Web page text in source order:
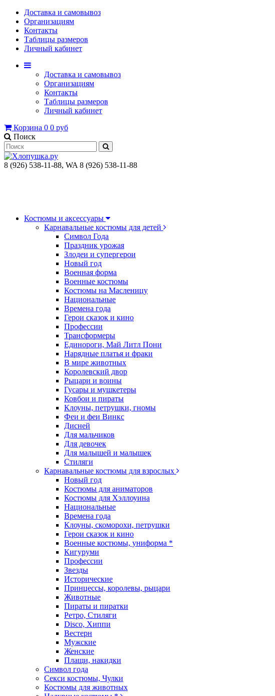
Доставка и самовывоз
Организациям
Контакты
Таблицы размеров
Личный кабинет
Доставка и самовывоз
Организациям
Контакты
Таблицы размеров
Личный кабинет
Корзина 0 0 руб
Поиск
8 (926) 538-11-88, WA 8 (926) 538-11-88
Костюмы и аксессуары
Карнавальные костюмы для детей
Символ Года
Праздник урожая
Злодеи и супергерои
Новый год
Военная форма
Военные костюмы
Костюмы на Масленицу
Национальные
Времена года
Герои сказок и кино
Профессии
Трансформеры
Единороги, Май Литл Пони
Нарядные платья и фраки
В мире животных
Королевский двор
Рыцари и воины
Гусары и мушкетеры
Ковбои и пираты
Клоуны, петрушки, гномы
Феи и феи Винкс
Дисней
Для мальчиков
Для девочек
Для малышей и малышек
Стиляги
Карнавальные костюмы для взрослых
Новый год
Костюмы для аниматоров
Костюмы для Хэллоуина
Национальные
Времена года
Клоуны, скоморохи, петрушки
Герои сказок и кино
Военные костюмы, униформа *
Кигуруми
Профессии
Звезды
Исторические
Принцессы, королевы, рыцари
Животные
Пираты и пиратки
Ретро, Стиляги
Disco, Хиппи
Вестерн
Мужские
Женские
Плащи, накидки
Символ года
Секси костюмы, Чулки
Костюмы для животных